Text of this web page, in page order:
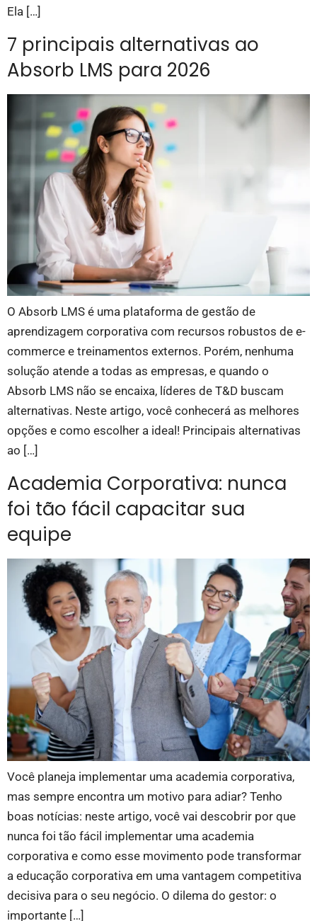
Ela […]
7 principais alternativas ao
Absorb LMS para 2026
O Absorb LMS é uma plataforma de gestão de
aprendizagem corporativa com recursos robustos de e-
commerce e treinamentos externos. Porém, nenhuma
solução atende a todas as empresas, e quando o
Absorb LMS não se encaixa, líderes de T&D buscam
alternativas. Neste artigo, você conhecerá as melhores
opções e como escolher a ideal! Principais alternativas
ao […]
Academia Corporativa: nunca
foi tão fácil capacitar sua
equipe
Você planeja implementar uma academia corporativa,
mas sempre encontra um motivo para adiar? Tenho
boas notícias: neste artigo, você vai descobrir por que
nunca foi tão fácil implementar uma academia
corporativa e como esse movimento pode transformar
a educação corporativa em uma vantagem competitiva
decisiva para o seu negócio. O dilema do gestor: o
importante […]